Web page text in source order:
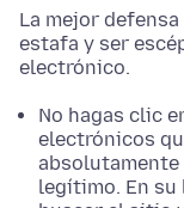
La mejor
estafa y ser
electrónico.
No hagas clic
electrónicos
absolutamente
legítimo. En su